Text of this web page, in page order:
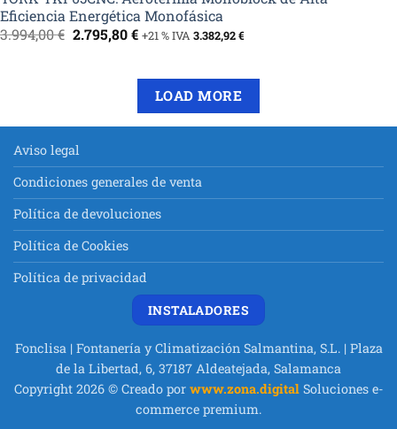
Eficiencia Energética Monofásica
3.994,00€ El
precio
2.795,80€El
es:
2.795,80 €.
+21 % IVA 3.382,92€
LOAD MORE
Aviso legal
Condiciones generales de venta
Política de devoluciones
Política de Cookies
Política de privacidad
INSTALADORES
Fonclisa | Fontanería y Climatización Salmantina, S.L. | Plaza
de la Libertad, 6, 37187 Aldeatejada, Salamanca
Copyright 2026 © Creado por www.zona.digitalSoluciones e-
commerce premium.